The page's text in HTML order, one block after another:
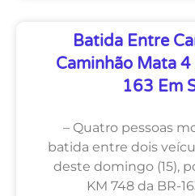
Batida Entre
Caminhão Mata
163 Em
– Quatro pessoas
batida entre dois
deste domingo (15),
KM 748 da BR-